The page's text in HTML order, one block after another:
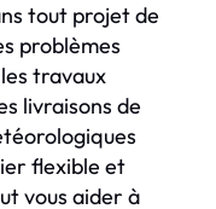
tout projet de
problèmes
travaux
livraisons de
flexible et
vous aider à